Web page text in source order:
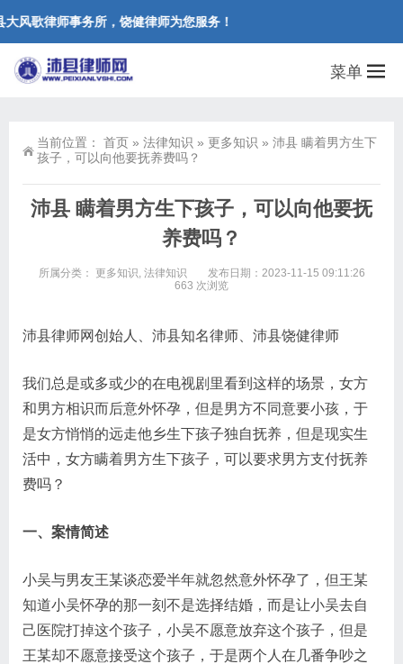
风歌律师事务所，饶健律师为您服务！
菜单
当前位置： 首页 » 法律知识 » 更多知识 » 沛县 瞒着男方生下
孩子，可以向他要抚养费吗？
沛县 瞒着男方生下孩子，可以向他要抚
养费吗？
所属分类： 更多知识, 法律知识
发布日期：2023-11-15 09:11:26
663 次浏览
沛县律师网创始人、沛县知名律师、沛县饶健律师
我们总是或多或少的在电视剧里看到这样的场景，女方
和男方相识而后意外怀孕，但是男方不同意要小孩，于
是女方悄悄的远走他乡生下孩子独自抚养，但是现实生
活中，女方瞒着男方生下孩子，可以要求男方支付抚养
费吗？
一、 案情简述
小吴与男友王某谈恋爱半年就忽然意外怀孕了，但王某
知道小吴怀孕的那一刻不是选择结婚，而是让小吴去自
己医院打掉这个孩子，小吴不愿意放弃这个孩子，但是
王某却不愿意接受这个孩子，于是两个人在几番争吵之